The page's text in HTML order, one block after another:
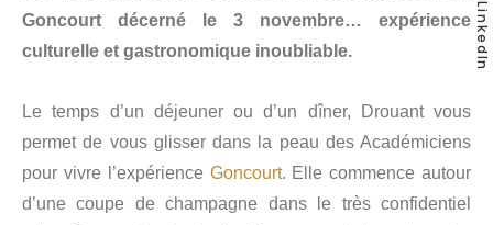
LinkedIn
Goncourt décerné le 3 novembre… expérience
culturelle et gastronomique inoubliable.
Le temps d’un déjeuner ou d’un dîner, Drouant vous
permet de vous glisser dans la peau des Académiciens
pour vivre l’expérience Goncourt. Elle commence autour
d’une coupe de champagne dans le très confidentiel